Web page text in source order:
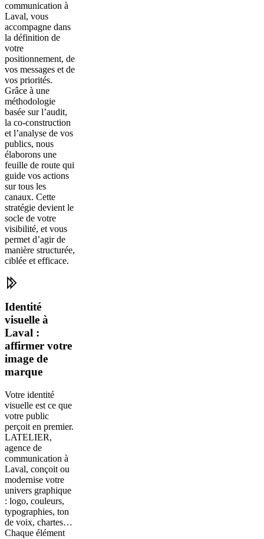
communication à
Laval, vous
accompagne dans
la définition de
votre
positionnement, de
vos messages et de
vos priorités.
Grâce à une
méthodologie
basée sur l’audit,
la co-construction
et l’analyse de vos
publics, nous
élaborons une
feuille de route qui
guide vos actions
sur tous les
canaux. Cette
stratégie devient le
socle de votre
visibilité, et vous
permet d’agir de
manière structurée,
ciblée et efficace.
Identité
visuelle à
Laval :
affirmer votre
image de
marque
Votre identité
visuelle est ce que
votre public
perçoit en premier.
LATELIER,
agence de
communication à
Laval, conçoit ou
modernise votre
univers graphique
: logo, couleurs,
typographies, ton
de voix, chartes…
Chaque élément